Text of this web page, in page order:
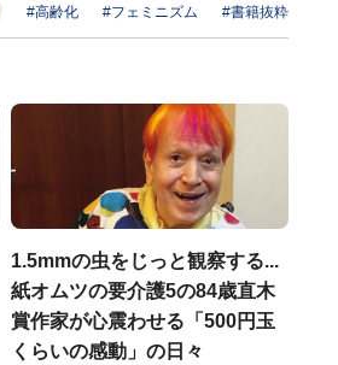
#高齢化 #フェミニズム #書籍抜粋
1.5mmの虫をじっと観察する...
紙オムツの要介護5の84歳直木
賞作家が心震わせる「500円玉
くらいの感動」の日々